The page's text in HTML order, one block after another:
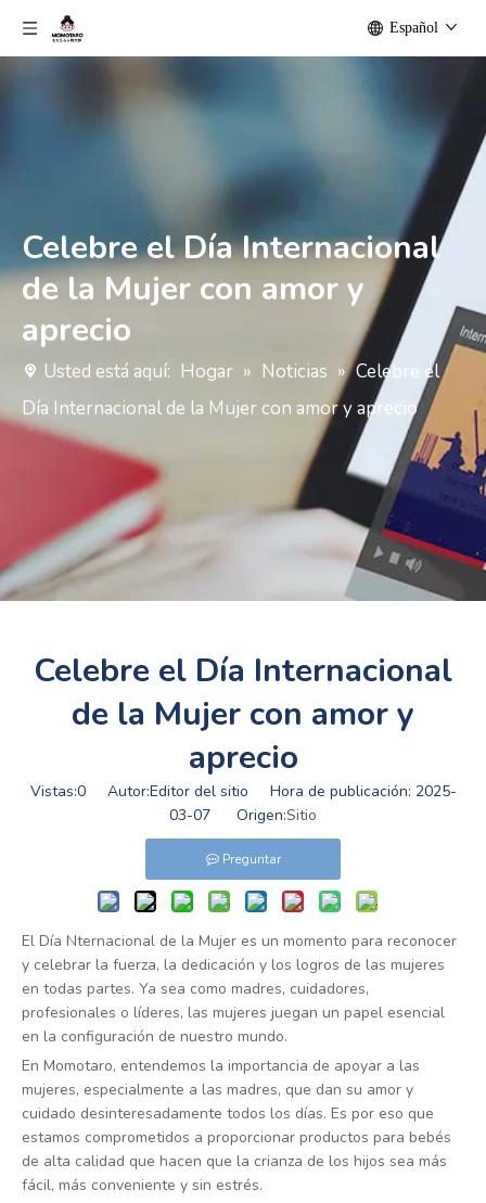
Español
Celebre el Día Internacional
de la Mujer con amor y
aprecio
Usted está aquí: Hogar » Noticias » Celebre el
Día Internacional de la Mujer con amor y aprecio
Celebre el Día Internacional
de la Mujer con amor y
aprecio
Vistas:0Autor:Editor del sitio Hora de publicación: 2025-
03-07 Origen:Sitio
Preguntar
El Día Nternacional de la Mujer es un momento para reconocer
y celebrar la fuerza, la dedicación y los logros de las mujeres
en todas partes. Ya sea como madres, cuidadores,
profesionales o líderes, las mujeres juegan un papel esencial
en la configuración de nuestro mundo.
En Momotaro, entendemos la importancia de apoyar a las
mujeres, especialmente a las madres, que dan su amor y
cuidado desinteresadamente todos los días. Es por eso que
estamos comprometidos a proporcionar productos para bebés
de alta calidad que hacen que la crianza de los hijos sea más
fácil, más conveniente y sin estrés.